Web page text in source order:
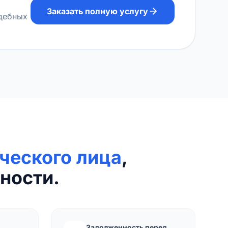
Заказать полную услугу
лица,